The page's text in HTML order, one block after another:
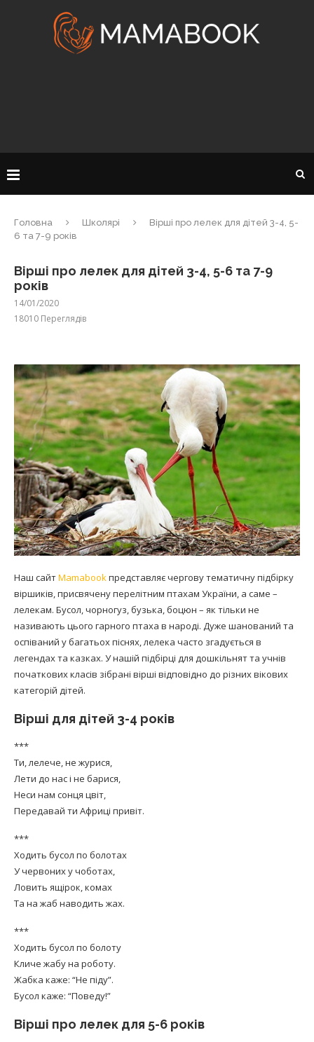
Головна Школярі
Вірші про лелек для дітей 3-4, 5-
6 та 7-9 років
Вірші про лелек для дітей 3-4, 5-6 та 7-9
років
14/01/2020
18010 Переглядів
Наш сайтMamabookпредставляє чергову тематичну підбірку
віршиків, присвячену перелітним птахам України, а саме –
лелекам. Бусол, чорногуз, бузька, боцюн – як тільки не
називають цього гарного птаха в народі. Дуже шанований та
оспіваний у багатьох піснях, лелека часто згадується в
легендах та казках. У нашій підбірці для дошкільнят та учнів
початкових класів зібрані вірші відповідно до різних вікових
категорій дітей.
Вірші для дітей 3-4 років
***
Ти, лелече, не журися,
Лети до нас і не барися,
Неси нам сонця цвіт,
Передавай ти Африці привіт.
***
Ходить бусол по болотах
У червоних у чоботах,
Ловить ящірок, комах
Та на жаб наводить жах.
***
Ходить бусол по болоту
Кличе жабу на роботу.
Жабка каже: “Не піду”.
Бусол каже: “Поведу!”
Вірші про лелек для 5-6 років